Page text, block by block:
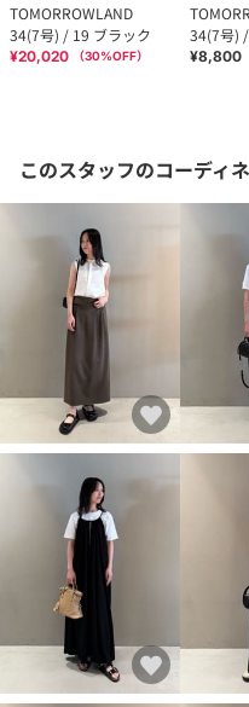
TOMORROWLAND
34(7号) / 19 ブラック
¥20,020 （30%OFF）
34(7号)
¥8,800
このスタッフのコーディ